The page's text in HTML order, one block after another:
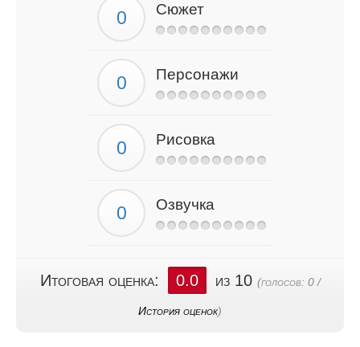
Сюжет
Персонажи
Рисовка
Озвучка
Итоговая оценка: 0.0 из 10 (голосов: 0/
История оценок)